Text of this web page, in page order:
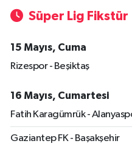
Süper Lig Fikstür
15 Mayıs, Cuma
Rizespor - Beşiktaş
16 Mayıs, Cumartesi
Fatih Karagümrük -
Gaziantep FK - Başakşehir